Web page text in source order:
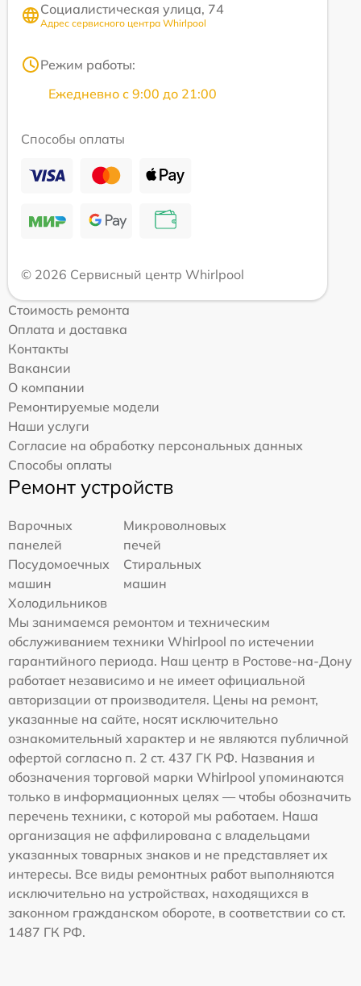
Социалистическая улица, 74
Адрес сервисного центра Whirlpool
Режим работы:
Ежедневно с 9:00 до 21:00
Способы оплаты
© 2026 Сервисный центр Whirlpool
Стоимость ремонта
Оплата и доставка
Контакты
Вакансии
О компании
Ремонтируемые модели
Наши услуги
Согласие на обработку персональных данных
Способы оплаты
Ремонт устройств
Варочных
панелей
Микроволновых
печей
Посудомоечных
машин
Стиральных
машин
Холодильников
Мы занимаемся ремонтом и техническим
обслуживанием техники Whirlpool по истечении
гарантийного периода. Наш центр в Ростове-на-Дону
работает независимо и не имеет официальной
авторизации от производителя. Цены на ремонт,
указанные на сайте, носят исключительно
ознакомительный характер и не являются публичной
офертой согласно п. 2 ст. 437 ГК РФ. Названия и
обозначения торговой марки Whirlpool упоминаются
только в информационных целях — чтобы обозначить
перечень техники, с которой мы работаем. Наша
организация не аффилирована с владельцами
указанных товарных знаков и не представляет их
интересы. Все виды ремонтных работ выполняются
исключительно на устройствах, находящихся в
законном гражданском обороте, в соответствии со ст.
1487 ГК РФ.